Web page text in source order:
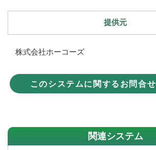
提供元
株式会社ホーコーズ
このシステムに関するお問合
関連システム